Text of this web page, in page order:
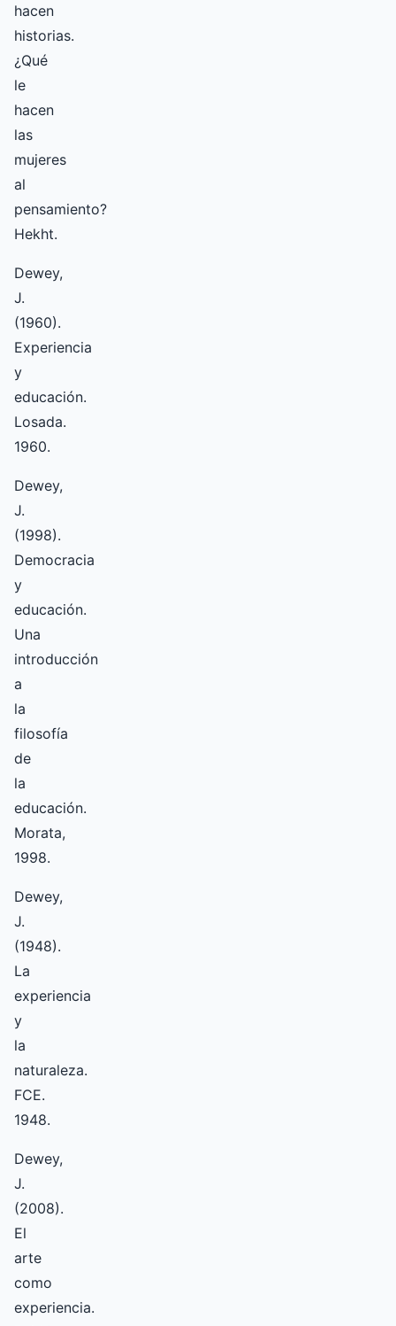
hacen
historias.
¿Qué
le
hacen
las
mujeres
al
pensamiento?
Hekht.
Dewey,
J.
(1960).
Experiencia
y
educación.
Losada.
1960.
Dewey,
J.
(1998).
Democracia
y
educación.
Una
introducción
a
la
filosofía
de
la
educación.
Morata,
1998.
Dewey,
J.
(1948).
La
experiencia
y
la
naturaleza.
FCE.
1948.
Dewey,
J.
(2008).
El
arte
como
experiencia.